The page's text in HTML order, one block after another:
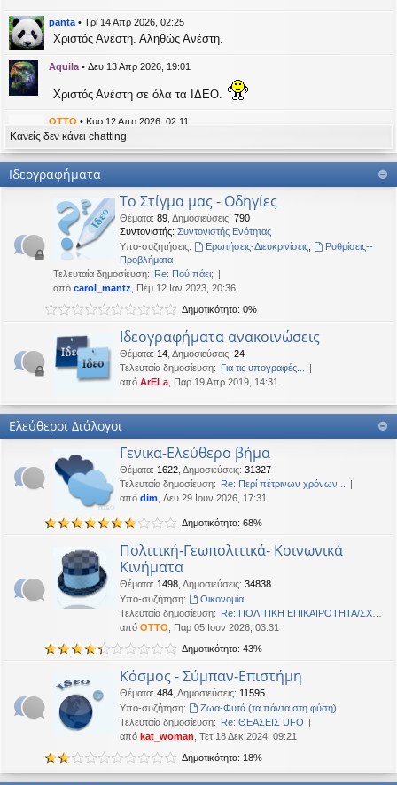
εις
η
panta • Τρί 14 Απρ 2026, 02:25
Χριστός Ανέστη. Αληθώς Ανέστη.
Aquila • Δευ 13 Απρ 2026, 19:01
Χριστός Ανέστη σε όλα τα ΙΔΕΟ.
OTTO • Κυρ 12 Απρ 2026, 02:11
likes this message
panta έγραψε:
Καλή Μεγάλη Εβδομάδα. Καλή Ανάσταση.
Καλή Ανάσταση σε όλους!
• Τετ 08 Απρ 2026, 14:21
pantaέγραψε:↑
Καλή Ανάσταση σε όλους!
Δευ 06 Απρ 2026, 02:48
Καλή Μεγάλη Εβδομάδα. Καλή Ανάσταση.
OTTO•Τετ 18 Μαρ 2026, 21:30
Oropion Τρί 17 Μαρ 2026, 07:43
Καλησπερα
panta•Δευ 16 Μαρ 2026, 03:18
Έκανε Like σε αυτό το μήνυμα
OTTO έγραψε:↑
Καλώστονε. Είναι υπό κατοχή στο καθεστώς ΝΔ.
Δευ 16 Φεβ 2026, 18:20
Δευ 16 Φεβ 2026, 02:33
Γεια χαρά. καλέ, πού πήγαν οι κόσμοι;
BlueAngel Πέμ 29 Ιαν 2026, 22:08
likes this message
OTTOέγραψε:↑
Καλησπερα
Κανείς δεν κάνει chatting
Ιδεογραφήματα
Το Στίγμα μας - Οδηγίες
Θέματα: 89 Δημοσιεύσεις: 790
Συντονιστής: Συντονιστής Ενότητας
Υπο-συζητήσεις:
Ερωτήσεις-Διευκρινίσεις,
Ρυθμίσεις--
Προβλήματα
Τελευταία δημοσίευση: Re: Πού πάει;
από carol_mantz , Πέμ 12 Ιαν 2023, 20:36
Δημοτικότητα: 0%
Ιδεογραφήματα ανακοινώσεις
Θέματα: 14 Δημοσιεύσεις: 24
Τελευταία δημοσίευση: Για τις υπογραφές...
από ArELa , Παρ 19 Απρ 2019, 14:31
Ελεύθεροι Διάλογοι
Γενικα-Ελεύθερο βήμα
Θέματα: 1622 Δημοσιεύσεις: 31327
Τελευταία δημοσίευση: Re: Περί πέτρινων χρόνων...
από dim , Δευ 29 Ιουν 2026, 17:31
Δημοτικότητα: 68%
Πολιτική-Γεωπολιτικά- Κοινωνικά
Κινήματα
Θέματα: 1498 Δημοσιεύσεις: 34838
Υπο-συζήτηση:
Oικονομία
Τελευταία δημοσίευση: Re: ΠΟΛΙΤΙΚΗ ΕΠΙΚΑΙΡΟΤΗΤΑ/ΣΧΟ…
από OTTO , Παρ 05 Ιουν 2026, 03:31
Δημοτικότητα: 43%
Κόσμος - Σύμπαν-Επιστήμη
Θέματα: 484 Δημοσιεύσεις: 11595
Υπο-συζήτηση:
Ζωα-Φυτά (τα πάντα στη φύση)
Τελευταία δημοσίευση: Re: ΘΕΑΣΕΙΣ UFO
από kat_woman , Τετ 18 Δεκ 2024, 09:21
Δημοτικότητα: 18%